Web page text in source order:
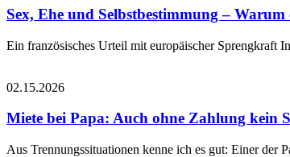
Sex, Ehe und Selbstbestimmung –
Ein französisches Urteil mit europäischer Sprengkraft
02.15.2026
Miete bei Papa: Auch ohne Zahlung kein
Aus Trennungssituationen kenne ich es gut: Einer der